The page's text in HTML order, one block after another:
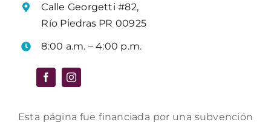
Calle Georgetti #82,
Río Piedras PR 00925
8:00 a.m. – 4:00 p.m.
Esta página fue financiada por una subvención